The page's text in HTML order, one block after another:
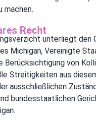
machen.
Recht
unterliegt den
Michigan, Vereinigte
Berücksichtigung von
Streitigkeiten aus
ausschließlichen
bundesstaatlichen